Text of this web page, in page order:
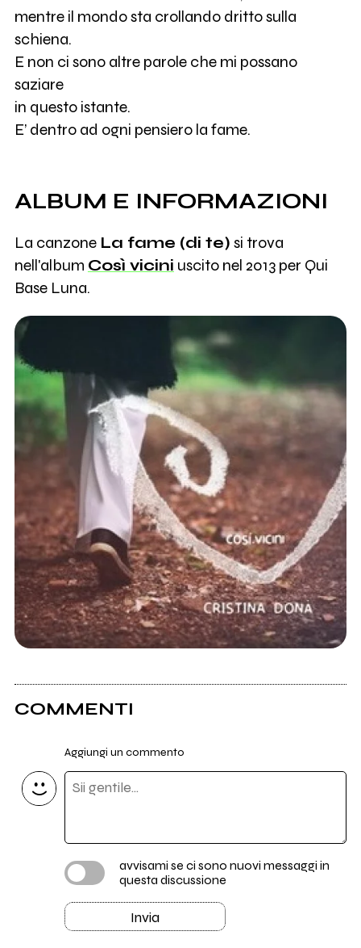
mentre il mondo sta crollando dritto sulla
schiena.
E non ci sono altre parole che mi possano
saziare
in questo istante.
E’ dentro ad ogni pensiero la fame.
ALBUM E INFORMAZIONI
La canzone La fame (di te) si trova
nell'album Così vicini uscito nel 2013 per Qui
Base Luna.
COMMENTI
Aggiungi un commento
avvisami se ci sono nuovi messaggi in
questa discussione
Invia